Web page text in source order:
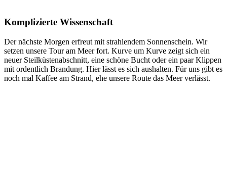
Komplizierte Wissenschaft
Der nächste Morgen erfreut mit strahlendem Sonnenschein. Wir
setzen unsere Tour am Meer fort. Kurve um Kurve zeigt sich ein
neuer Steilküstenabschnitt, eine schöne Bucht oder ein paar Klippen
mit ordentlich Brandung. Hier lässt es sich aushalten. Für uns gibt es
noch mal Kaffee am Strand, ehe unsere Route das Meer verlässt.